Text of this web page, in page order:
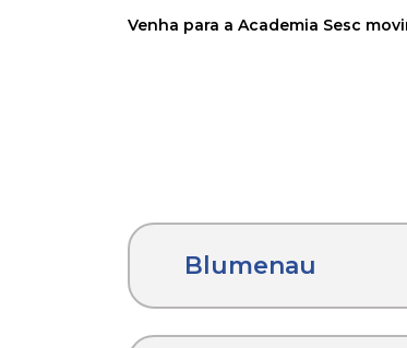
Venha para a Academia Sesc
Blumenau